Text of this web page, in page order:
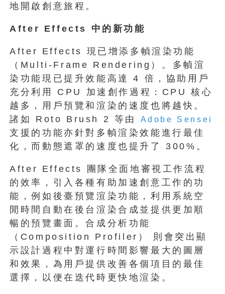
地開啟創意旅程。
After Effects 中的新功能
After Effects 現已增添多幀渲染功能
（Multi-Frame Rendering）。多幀渲
染功能現已提升效能高達 4 倍，協助用戶
充分利用 CPU 加速創作過程：CPU 核心
越多，用戶預覽和渲染的速度也將越快。
諸如 Roto Brush 2 等由
Adobe Sensei
支援的功能亦針對多幀渲染效能進行最佳
化，而動態遮罩的速度也提升了 300%。
After Effects 團隊全面地審視工作流程
的效率，引入各種有助加速創意工作的功
能，例如後臺預覽渲染功能，利用系統空
閒時間自動在後台渲染合成並提供更加順
暢的預覽畫面。合成分析功能
（Composition Profiler） 則會突出顯
示設計過程中對運行時間影響最大的圖層
和效果，為用戶提供改善各個項目的最佳
選擇，以便在迭代時更快地渲染。